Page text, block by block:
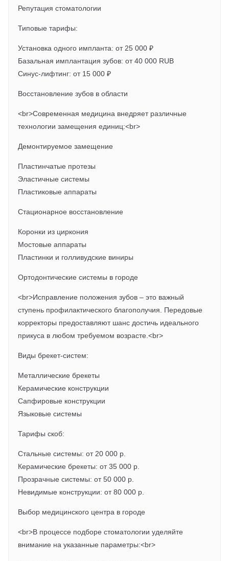
Репутация стоматологии
Типовые тарифы:
Установка одного импланта: от 25 000 ₽
Базальная имплантация зубов: от 40 000 RUB
Синус-лифтинг: от 15 000 ₽
Восстановление зубов в области
<br>Современная медицина внедряет различные
технологии замещения единиц:<br>
Демонтируемое замещение
Пластинчатые протезы
Эластичные системы
Пластиковые аппараты
Стационарное восстановление
Коронки из циркония
Мостовые аппараты
Пластинки и голливудские виниры
Ортодонтические системы в городе
<br>Исправление положения зубов – это важный
ступень профилактического благополучия. Передовые
корректоры предоставляют шанс достичь идеального
прикуса в любом требуемом возрасте.<br>
Виды брекет-систем:
Металлические брекеты
Керамические конструкции
Сапфировые конструкции
Языковые системы
Тарифы скоб:
Стальные системы: от 20 000 р.
Керамические брекеты: от 35 000 р.
Прозрачные системы: от 50 000 р.
Невидимые конструкции: от 80 000 р.
Выбор медицинского центра в городе
<br>В процессе подборе стоматологии уделяйте
внимание на указанные параметры:<br>